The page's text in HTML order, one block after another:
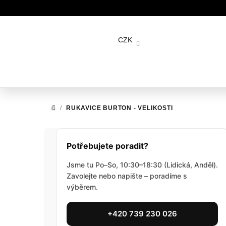
CZK
DOMŮ
/ RUKAVICE BURTON - VELIKOSTI
Potřebujete poradit?
Jsme tu Po–So, 10:30–18:30 (Lidická, Anděl).
Zavolejte nebo napište – poradíme s
výběrem.
+420 739 230 026